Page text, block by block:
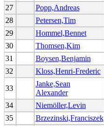
27
Popp,Andreas
28
Petersen,Tim
29
Hommel,Bennet
30
Thomsen,Kim
31
Boysen,Benjamin
32
Kloss,Henri-Frederic
33
Janke,Sean
Alexander
34 Niemöller,Levin
35
Brzezinski,Franciszek